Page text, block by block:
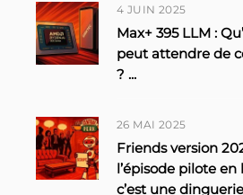
4 JUIN 2025
Max+ 395 LLM :
peut attendre de
? ...
26 MAI 2025
Friends version
l’épisode pilote
c’est une